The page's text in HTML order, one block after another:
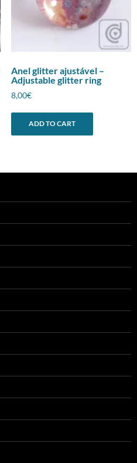
Anel glitter ajustável –
Adjustable glitter ring
8,00€
ADD TO CART